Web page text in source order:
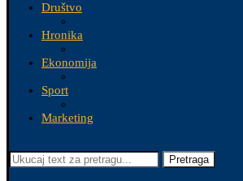
Društvo
Hronika
Ekonomija
Sport
Marketing
Pretraga